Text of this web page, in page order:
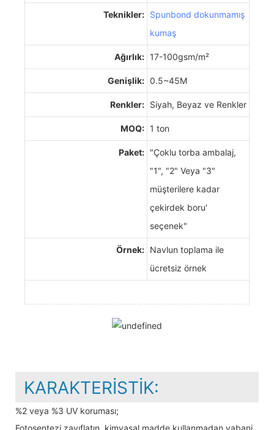
Teknikler: Spunbond dokunmamış
kumaş
Ağırlık: 17-100gsm/m²
Genişlik: 0.5~45M
Renkler: Siyah, Beyaz ve Renkler
MOQ: 1 ton
Paket: "Çoklu torba ambalaj,
"1", "2" Veya "3"
müşterilere kadar
çekirdek boru'
seçenek"
Örnek: Navlun toplama ile
ücretsiz örnek
KARAKTERISTIK:
%2 veya %3 UV koruması;